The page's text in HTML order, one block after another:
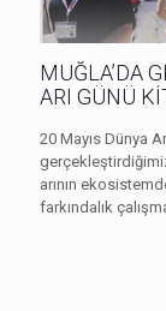
MUĞLA’DA
ARI GÜNÜ
20 Mayıs Dünya
arının
farkındalık